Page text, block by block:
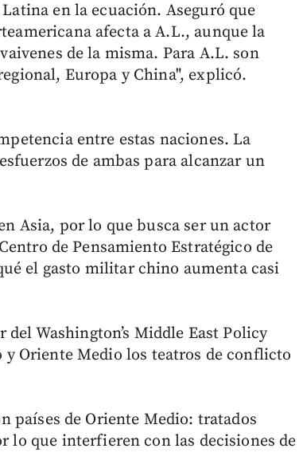
en la ecuación. Aseguró que
afecta a A.L., aunque la
de la misma. Para A.L. son
Europa y China", explicó.
entre estas naciones. La
de ambas para alcanzar un
Asia, por lo que busca ser un actor
de Pensamiento Estratégico de
el gasto militar chino aumenta casi
Washington’s Middle East Policy
Oriente Medio los teatros de conflicto
países de Oriente Medio: tratados
lo que interfieren con las decisiones de